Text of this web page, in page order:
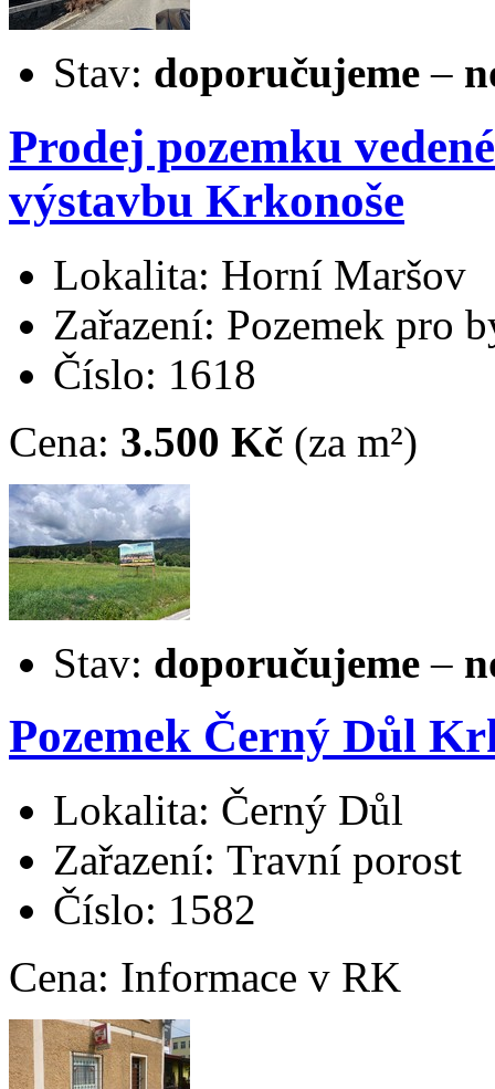
Stav: doporučujeme –
Prodej pozemku
výstavbu Krkonoše
Lokalita: Horní Maršov
Zařazení: Pozemek pro
Číslo: 1618
Cena: 3.500 Kč (za m²)
Stav: doporučujeme –
Pozemek Černý Důl
Lokalita: Černý Důl
Zařazení: Travní porost
Číslo: 1582
Cena: Informace v RK